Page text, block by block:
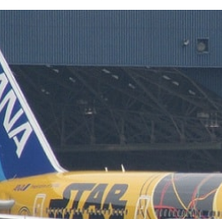
10連休
ゴールデ
インテックスプール
ベビー用品
ローラ
FP3級
リッチェル
須磨海浜水族園
子
DIY
LION MEDIA
こどもの病気
空港